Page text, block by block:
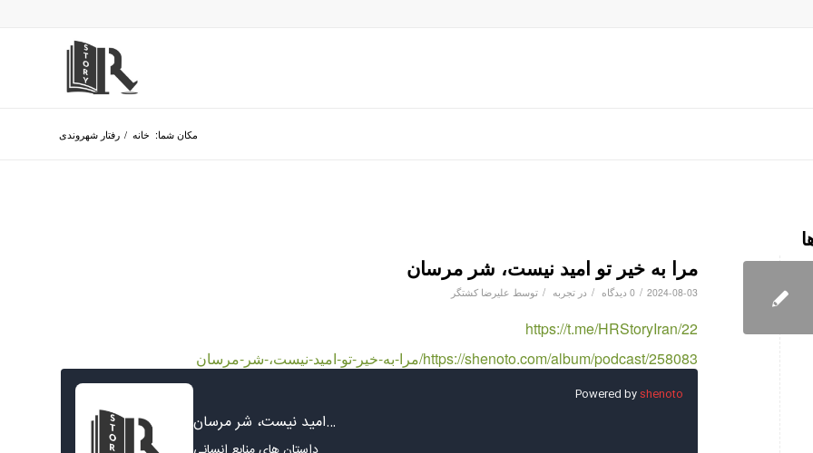
مکان شما: خانه / رفتار شهروندی
مرا به خیر تو امید نیست، شر مرسان
2024-08-03
/ 0 دیدگاه / در تجربه / توسط علیرضا کشتگر
https://t.me/HRStoryIran/22
https://shenoto.com/album/podcast/258083/مرا-به-خیر-تو-امید-نیست،-شر-مرسان